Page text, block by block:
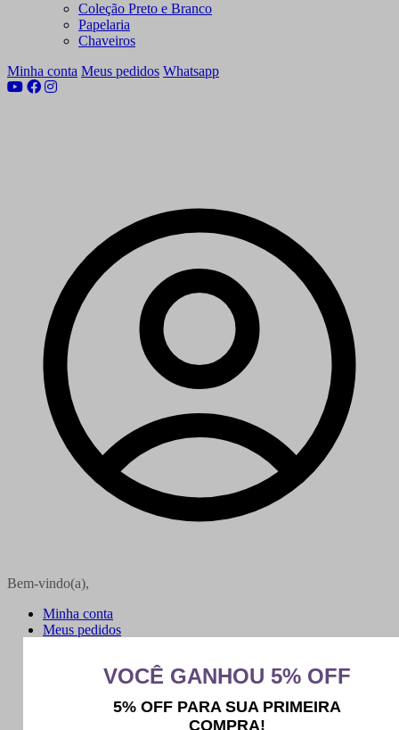
Coleção Preto e Branco
Papelaria
Chaveiros
Minha conta Meus pedidos Whatsapp
Bem-vindo(a),
Minha conta
Meus pedidos